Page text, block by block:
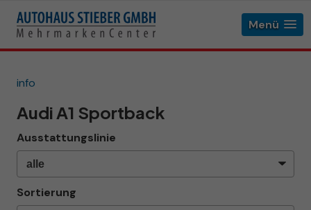
Menü
info
Audi A1 Sportback
Ausstattungslinie
Sortierung